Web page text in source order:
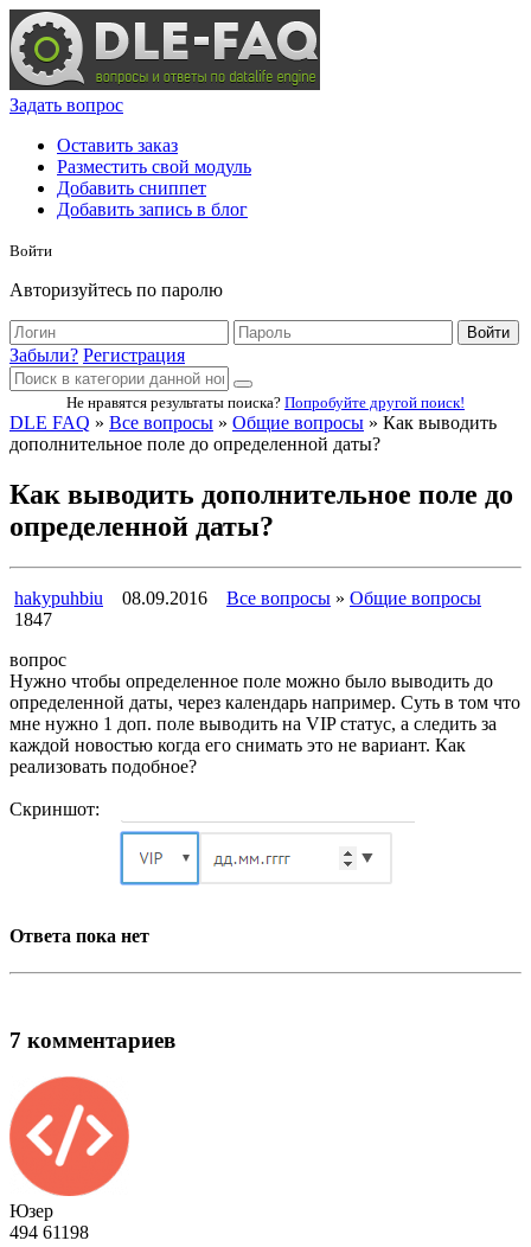
Задать вопрос
Оставить заказ
Разместить свой модуль
Добавить сниппет
Добавить запись в блог
Войти
Авторизуйтесь по паролю
Войти
Забыли? Регистрация
Не нравятся результаты поиска? Попробуйте другой поиск!
DLE FAQ » Все вопросы » Общие вопросы » Как выводить
дополнительное поле до определенной даты?
Как выводить дополнительное поле до
определенной даты?
hakypuhbiu 08.09.2016 Все вопросы » Общие вопросы
1847
вопрос
Нужно чтобы определенное поле можно было выводить до
определенной даты, через календарь например. Суть в том что
мне нужно 1 доп. поле выводить на VIP статус, а следить за
каждой новостью когда его снимать это не вариант. Как
реализовать подобное?
Скриншот:
Ответа пока нет
7 комментариев
Юзер
494 61198